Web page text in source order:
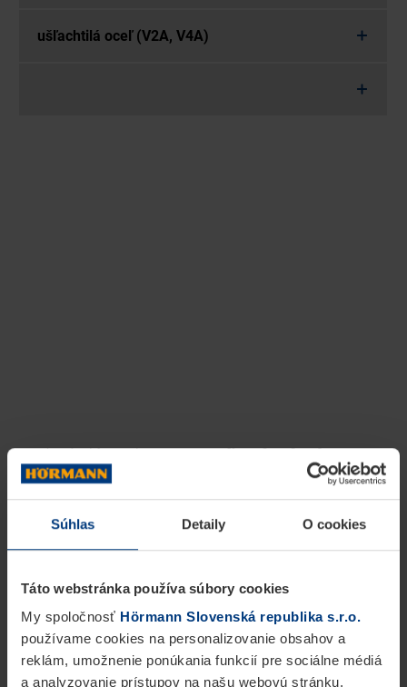
Súhlas Detaily O cookies
Táto webstránka používa súbory cookies
My spoločnosť Hörmann Slovenská republika s.r.o.
používame cookies na personalizovanie obsahov a
reklám, umožnenie ponúkania funkcií pre sociálne médiá
a analyzovanie prístupov na našu webovú stránku.
ušľachtilá oceľ (V2A, V4A)
Dobré dôvody preoceľové zárubne
Hörmann